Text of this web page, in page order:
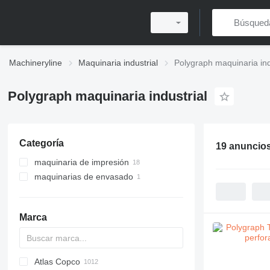
Machineryline Maquinaria industrial Polygraph maquinaria
Polygraph maquinaria industrial
Categoría
maquinaria de impresión
máquinas de postimpresión
máquinas redondeadoras de
lomos de libros
máquinas para fabricar cajas
máquinas cortadoras de papel
maquinarias de envasado
Marca
PDS
APD
AB
Ensis
VZ
AG3
Atlas Copco
19